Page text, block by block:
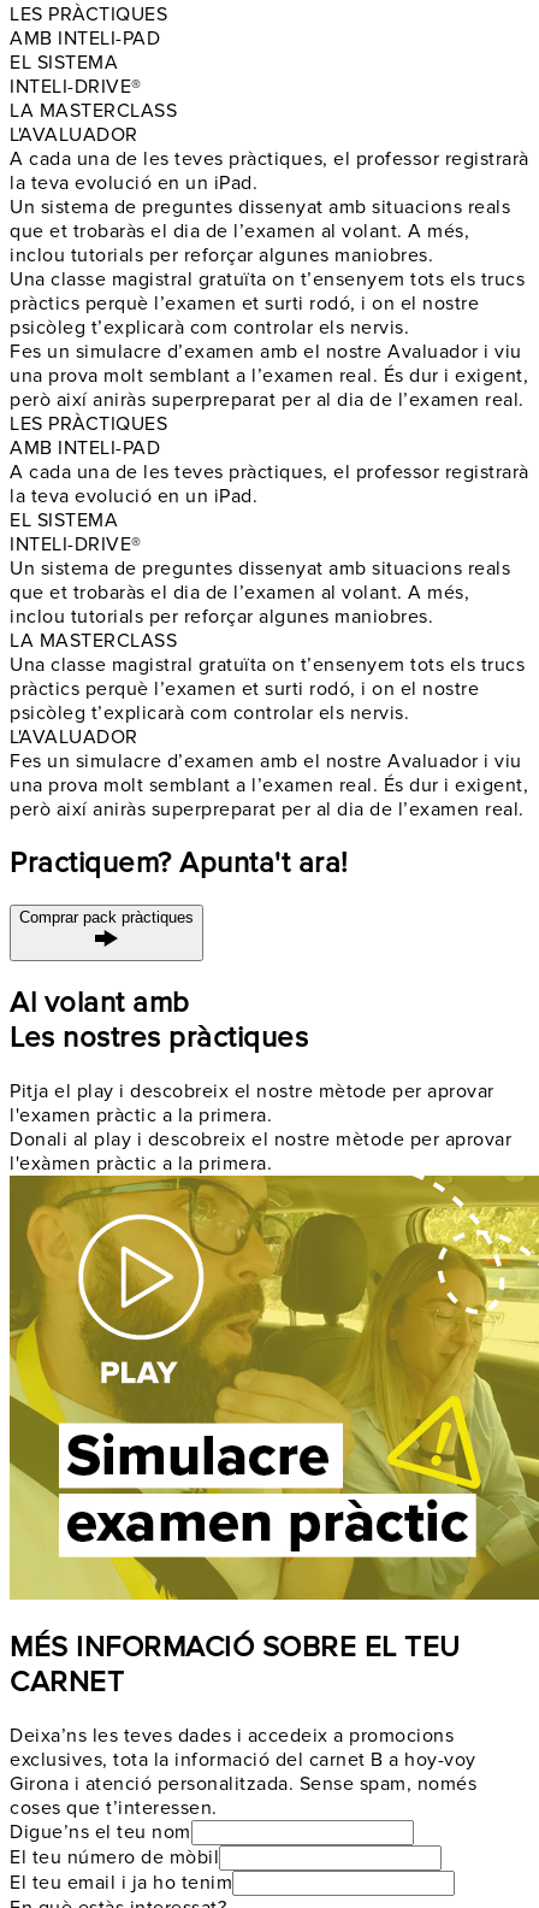
LES PRÀCTIQUES
AMB INTELI-PAD
EL SISTEMA
INTELI-DRIVE®
LA MASTERCLASS
L'AVALUADOR
A cada una de les teves pràctiques, el professor registrarà
la teva evolució en un iPad.
Un sistema de preguntes dissenyat amb situacions reals
que et trobaràs el dia de l’examen al volant. A més,
inclou tutorials per reforçar algunes maniobres.
Una classe magistral gratuïta on t’ensenyem tots els trucs
pràctics perquè l’examen et surti rodó, i on el nostre
psicòleg t’explicarà com controlar els nervis.
Fes un simulacre d’examen amb el nostre Avaluador i viu
una prova molt semblant a l’examen real. És dur i exigent,
però així aniràs superpreparat per al dia de l’examen real.
LES PRÀCTIQUES
AMB INTELI-PAD
A cada una de les teves pràctiques, el professor registrarà
la teva evolució en un iPad.
EL SISTEMA
INTELI-DRIVE®
Un sistema de preguntes dissenyat amb situacions reals
que et trobaràs el dia de l’examen al volant. A més,
inclou tutorials per reforçar algunes maniobres.
LA MASTERCLASS
Una classe magistral gratuïta on t’ensenyem tots els trucs
pràctics perquè l’examen et surti rodó, i on el nostre
psicòleg t’explicarà com controlar els nervis.
L'AVALUADOR
Fes un simulacre d’examen amb el nostre Avaluador i viu
una prova molt semblant a l’examen real. És dur i exigent,
però així aniràs superpreparat per al dia de l’examen real.
Practiquem? Apunta't ara!
Comprar pack pràctiques
Al volant amb
Les nostres pràctiques
Pitja el play i descobreix el nostre mètode per aprovar
l'examen pràctic a la primera.
Donali al play i descobreix el nostre mètode per aprovar
l'exàmen pràctic a la primera.
MÉS INFORMACIÓ SOBRE EL TEU
CARNET
Deixa’ns les teves dades i accedeix a promocions
exclusives, tota la informació del carnet B a hoy-voy
Girona i atenció personalitzada. Sense spam, només
coses que t’interessen.
Digue’ns el teu nom
El teu número de mòbil
El teu email i ja ho tenim